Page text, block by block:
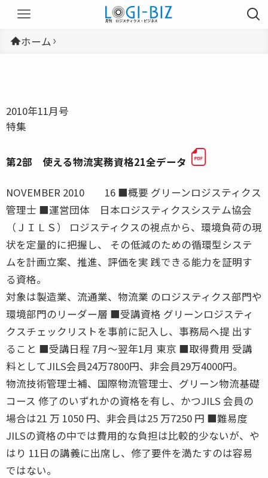
ホーム
2010年11月号
特集
第2部 使える物流実務資格21全データ
NOVEMBER 2010 16 ■概要 グリーンロジスティクス
管理士 ■運営団体 日本ロジスティクスシステム協会
（ＪＩＬＳ） ロジスティクスの視点から、環境負荷の現
状を定量的に把握し、 その低減のための循環型システ
ムを計画立案、推進、評価を実 践できる能力を証明す
る資格。
対象は製造業、流通業、物流業 のロジスティクス部門や
環境部門のリーダー層 ■受講資格 グリーンロジスティ
クスチェックリストを事前に記入し、事務局へ提 出す
ること ■受講日程 7月〜翌年1月 東京 ■取得費用 受講
料としてJILS会員24万7800円、非会員29万4000円。
物流技術管理士補、国際物流管理士、グリーン物流基礎
コース 修了のいずれかの資格を有し、かつJILS 会員の
場合は21 万 1050 円、非会員は25 万7250 円 ■難易度
JILSの資格の中では費用的な負担は比較的少ないが、や
はり 11日の講義に出席し、修了要件を満たすのは容易
ではない。